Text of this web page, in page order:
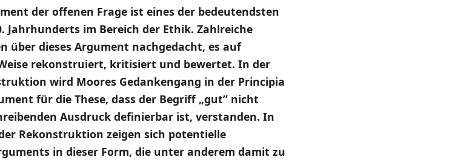
der offenen Frage ist eines der bedeutendsten
Jahrhunderts im Bereich der Ethik. Zahlreiche
über dieses Argument nachgedacht, es auf
rekonstruiert, kritisiert und bewertet. In der
wird Moores Gedankengang in der Principia
für die These, dass der Begriff „gut” nicht
Ausdruck definierbar ist, verstanden. In
Rekonstruktion zeigen sich potentielle
in dieser Form, die unter anderem damit zu